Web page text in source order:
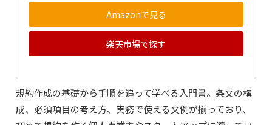
Amazonで見る
楽天市場で探す
規約作成の基礎から手順を追って学べる入門書。条文の構
成、必須項目の考え方、実務で使える文例が揃っており、